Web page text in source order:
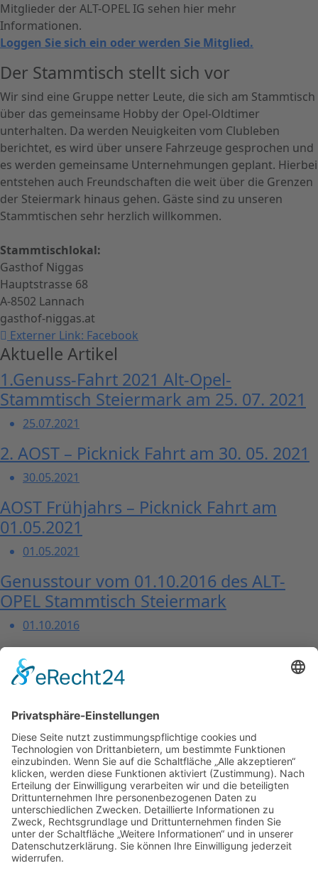
Mitglieder der ALT-OPEL IG sehen hier mehr
Informationen.
Loggen Sie sich ein oder werden Sie Mitglied.
Der Stammtisch stellt sich vor
Wir sind eine Gruppe netter Leute, die sich am Stammtisch
über das gemeinsame Hobby der Opel-Oldtimer
unterhalten. Da werden Neuigkeiten vom Clubleben
berichtet, es wird über unsere Fahrzeuge gesprochen und
es werden gemeinsame Unternehmungen geplant. Hierbei
entstehen auch Freundschaften die weit über die Grenzen
der Steiermark hinaus gehen. Gäste sind zu unseren
Stammtischen sehr herzlich willkommen.
Stammtischlokal:
Gasthof Niggas
Hauptstrasse 68
A-8502 Lannach
gasthof-niggas.at
Externer Link: Facebook
Aktuelle Artikel
1.Genuss-Fahrt 2021 Alt-Opel-
Stammtisch Steiermark am 25. 07. 2021
25.07.2021
2. AOST – Picknick Fahrt am 30. 05. 2021
30.05.2021
AOST Frühjahrs – Picknick Fahrt am
01.05.2021
01.05.2021
Genusstour vom 01.10.2016 des ALT-
OPEL Stammtisch Steiermark
01.10.2016
Seite
9
Seite10Seite11 Seite12
Kontakt
Datenschutzerklärung
Mitgliederbereich
Facebook
Instagram
Umsetzung:DOUBLE-A-DESIGN
Kontakt
Impressum
Datenschutzerklärung
Mitgliederbereich